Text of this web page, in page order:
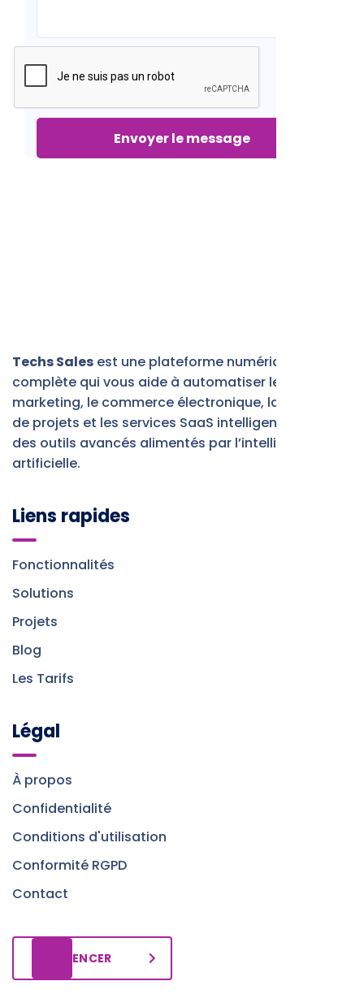
Envoyer le message
Techs Sales est une plateforme numérique
complète qui vous aide à automatiser le
marketing, le commerce électronique, la gestion
de projets et les services SaaS intelligents, grâce à
des outils avancés alimentés par l’intelligence
artificielle.
Liens rapides
Fonctionnalités
Solutions
Projets
Blog
Les Tarifs
Légal
À propos
Confidentialité
Conditions d'utilisation
Conformité RGPD
Contact
COMMENCER